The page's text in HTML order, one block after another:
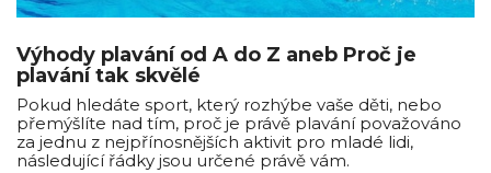
Výhody plavání od A do Z aneb Proč je
plavání tak skvělé
Pokud hledáte sport, který rozhýbe vaše děti, nebo
přemýšlíte nad tím, proč je právě plavání považováno
za jednu z nejpřínosnějších aktivit pro mladé lidi,
následující řádky jsou určené právě vám.